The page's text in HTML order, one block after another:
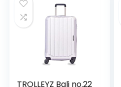
TROLLEYZ Bali no.22